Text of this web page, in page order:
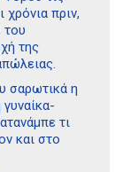
χρόνια πριν,
του
της
σαρωτικά η
τι
και στο